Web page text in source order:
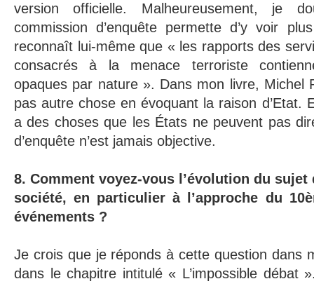
version officielle. Malheureusement, je
commission d’enquête permette d’y voir
reconnaît lui-même que « les rapports des
consacrés à la menace terroriste
opaques par nature ». Dans mon livre, Michel
pas autre chose en évoquant la raison d’Etat.
a des choses que les États ne peuvent pas
d’enquête n’est jamais objective.
8. Comment voyez-vous l’évolution du
société, en particulier à l’approche du
événements ?
Je crois que je réponds à cette question dans
dans le chapitre intitulé « L’impossible débat